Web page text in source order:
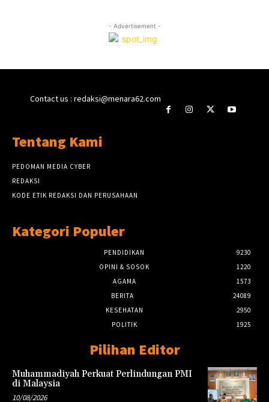
- Advertisement -
Contact us : redaksi@menara62.com
Tentang Kami
PEDOMAN MEDIA CYBER
REDAKSI
KODE ETIK REDAKSI DAN PERUSAHAAN
Kategori Populer
PENDIDIKAN
9230
OPINI & SOSOK
1220
AGAMA
1573
BERITA
24089
KESEHATAN
2950
POLITIK
1925
Pilihan Editor
Muhammadiyah Perkuat Perlindungan PMI
di Malaysia
10/08/2026